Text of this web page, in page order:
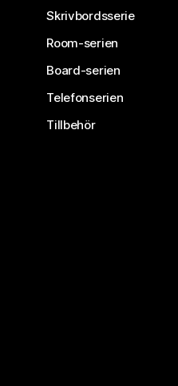
Skrivbordsserie
Room-serien
Board-serien
Telefonserien
Tillbehör